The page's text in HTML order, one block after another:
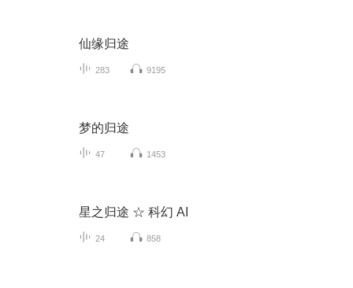
仙缘归途
283 9195
梦的归途
47 1453
星之归途 ☆ 科幻 AI
24 858